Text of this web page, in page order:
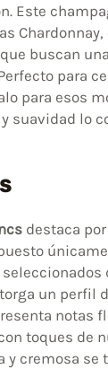
Este
Chardonnay,
buscan
para
para esos
suavidad lo
destaca
un perfil
notas
toques de
y cremosa se